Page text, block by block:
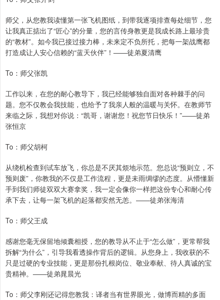
师父，从您教我读懂第一张飞机图纸，到带我逐项排查每处细节，您
让我真正掂出了“匠心”的分量，您的言传身教更是我成长路上最珍贵
的“教材”。如今我已接过接力棒，未来定不负所托，把每一架战鹰都
打造成让人安心信赖的“蓝天伙伴”！——徒弟夏清鹰
To：师父张凯
工作以来，在您的耐心教导下，我已经能够独自面对各种棘手的问
题。您不仅教会我技能，也给予了我亲人般的温暖与关怀。在教师节
来临之际，我想对你说：“凯哥，谢谢您！祝您节日快乐！”——徒弟
张恒京
To：师父胡柯
从绕机检查到试车放飞，你总是不厌其烦地示范。您总说“预则立，不
预则废”，你教我的不仅是工作流程，更是未雨绸缪的态度。从懵懂新
手到我们师徒双双大赛拿奖，我一定会像你一样把这份专心和耐心传
承下去，让每一架飞机的起落都安然无恙。——徒弟张海清
To：师父王成
感谢您毫无保留地倾囊相授，您的教导从不止于“怎么做”，更常帮我
拆解“为什么”，引导我看透操作背后的逻辑。从您身上，我收获的不
只是过硬的专业技能，更是那份扎根岗位、敬业奉献、待人真诚的宝
贵精神。——徒弟晁晨光
To：师父李刚还记得您教我：译者当有世界眼光，做博而精的多面